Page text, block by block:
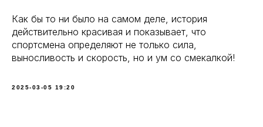
Как бы то ни было на самом деле, история
действительно красивая и показывает, что
спортсмена определяют не только сила,
выносливость и скорость, но и ум со смекалкой!
2025-03-05 19:20